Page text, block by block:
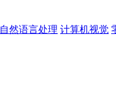
自然语言处理 计算机视觉